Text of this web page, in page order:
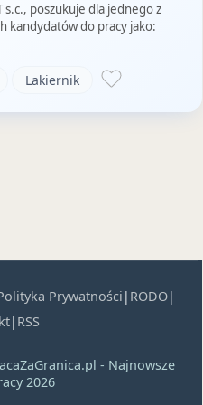
s.c., poszukuje dla jednego z
kandydatów do pracy jako:
Lakiernik
Prywatności | RODO|
| RSS
- Najnowsze
2026